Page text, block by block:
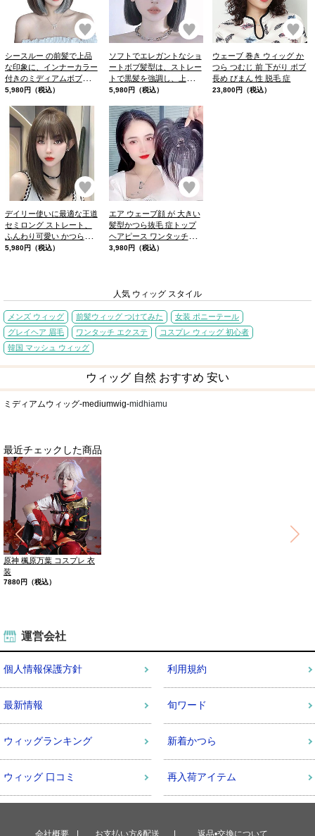
お気に入り
シースルー の前髪で上品
な印象に、インナーカラー
付きのミディアムボブスタ
イルです。耳掛けスタイル
り魅せるのも、ァッション
ウィッグに革命を。
5,980円（税込）
お気に入り
ソフトでエレガントなショ
ートボブ髪型は、ストレー
トで黒髪を強調し、上品な
雰囲気を与えます
5,980円（税込）
お
ウェーブ 巻き ウィッグ か
つら つむじ 前 下がり ボブ
長め びまん 性 脱毛 症
23,800円（税込）
お気に入り
デイリー使いに最適な王道
セミロング ストレート、
ふんわり可愛い かつら、
ふわっとした前髪
5,980円（税込）
エア ウェーブ顔 が 大きい
髪型かつら抜毛 症トップ
ヘアピース ワンタッチシ
ースルーバング
3,980円（税込）
人気 ウィッグ スタイル
メンズ ウィッグ 前髪ウィッグ つけてみた
女装 ポニーテール
グレイヘア 眉毛
ワンタッチ エクステ
コスプレ ウィッグ 初心者
韓国 マッシュ ウィッグ
ウィッグ 自然 おすすめ 安い
ミディアムウィッグ-mediumwig-midhiamu
最近チェックした商品
ハンサム ショート ショート
ウィッグ レディース ショー
ト
運営会社
個人情報保護方針 利用規約
最新情報 旬ワード
ウィッグランキング 新着かつら
ウィッグ 口コミ 再入荷アイテム
会社概要 お支払い方&配送 返品•交換について